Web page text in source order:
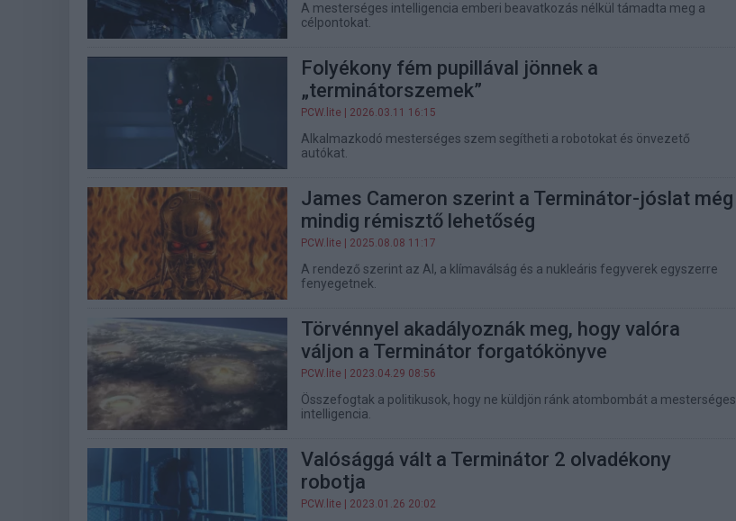
A mesterséges intelligencia emberi beavatkozás nélkül támadta meg a
célpontokat.
Folyékony fém pupillával jönnek a
„terminátorszemek”
PCW.lite | 2026.03.11 16:15
Alkalmazkodó mesterséges szem segítheti a robotokat és önvezető
autókat.
James Cameron szerint a Terminátor-jóslat még
mindig rémisztő lehetőség
PCW.lite | 2025.08.08 11:17
A rendező szerint az AI, a klímaválság és a nukleáris fegyverek egyszerre
fenyegetnek.
Törvénnyel akadályoznák meg, hogy valóra
váljon a Terminátor forgatókönyve
PCW.lite | 2023.04.29 08:56
Összefogtak a politikusok, hogy ne küldjön ránk atombombát a mesterséges
intelligencia.
Valósággá vált a Terminátor 2 olvadékony
robotja
PCW.lite | 2023.01.26 20:02